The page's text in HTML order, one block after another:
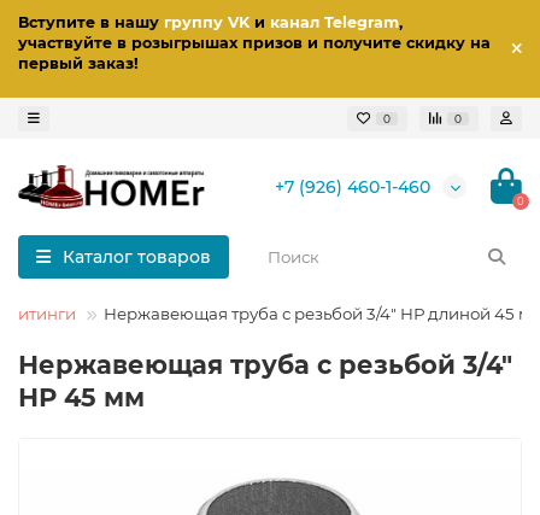
Вступите в нашу группу VKи канал Telegram,
участвуйте в розыгрышах призов и получите скидку на
первый заказ!
0 0
+7 (926) 460-1-460
0
Каталог товаров
фитинги Нержавеющая труба с резьбой 3/4" НР длиной 45
Нержавеющая труба с резьбой 3/4"
НР 45 мм